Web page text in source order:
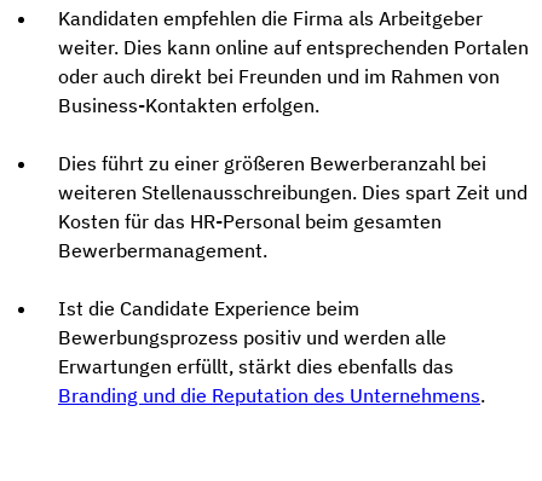
Kandidaten empfehlen die Firma als Arbeitgeber
weiter. Dies kann online auf entsprechenden Portalen
oder auch direkt bei Freunden und im Rahmen von
Business-Kontakten erfolgen.
Dies führt zu einer größeren Bewerberanzahl bei
weiteren Stellenausschreibungen. Dies spart Zeit und
Kosten für das HR-Personal beim gesamten
Bewerbermanagement.
Ist die Candidate Experience beim
Bewerbungsprozess positiv und werden alle
Erwartungen erfüllt, stärkt dies ebenfalls das
Branding und die Reputation des Unternehmens.